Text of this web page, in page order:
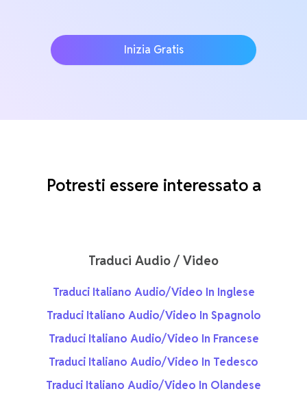
Inizia Gratis
Potresti essere interessato a
Traduci Audio / Video
Traduci Italiano Audio/Video In Inglese
Traduci Italiano Audio/Video In Spagnolo
Traduci Italiano Audio/Video In Francese
Traduci Italiano Audio/Video In Tedesco
Traduci Italiano Audio/Video In Olandese